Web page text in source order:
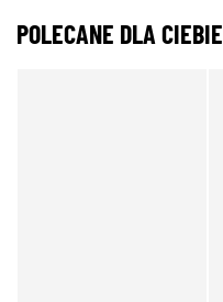
POLECANE DLA CIEBIE